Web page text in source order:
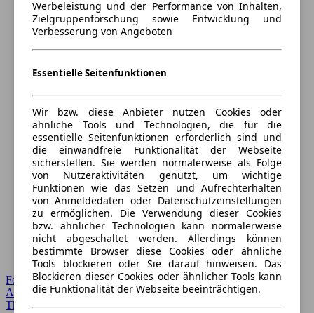
Forum Startseite
Alle Auto-Foren
Themen-Forum
Werbeleistung und der Performance von Inhalten,
Zielgruppenforschung sowie Entwicklung und
Verbesserung von Angeboten
Essentielle Seitenfunktionen
Wir bzw. diese Anbieter nutzen Cookies oder
ähnliche Tools und Technologien, die für die
essentielle Seitenfunktionen erforderlich sind und
die einwandfreie Funktionalität der Webseite
sicherstellen. Sie werden normalerweise als Folge
von Nutzeraktivitäten genutzt, um wichtige
Funktionen wie das Setzen und Aufrechterhalten
von Anmeldedaten oder Datenschutzeinstellungen
zu ermöglichen. Die Verwendung dieser Cookies
bzw. ähnlicher Technologien kann normalerweise
nicht abgeschaltet werden. Allerdings können
bestimmte Browser diese Cookies oder ähnliche
Tools blockieren oder Sie darauf hinweisen. Das
Blockieren dieser Cookies oder ähnlicher Tools kann
die Funktionalität der Webseite beeinträchtigen.